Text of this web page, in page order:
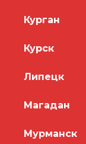
Курган
Курск
Липецк
Магадан
Мурманск